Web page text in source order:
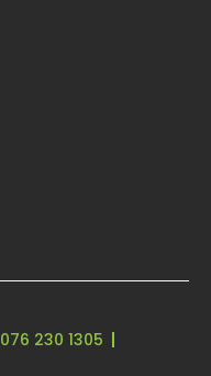
076 230 1305